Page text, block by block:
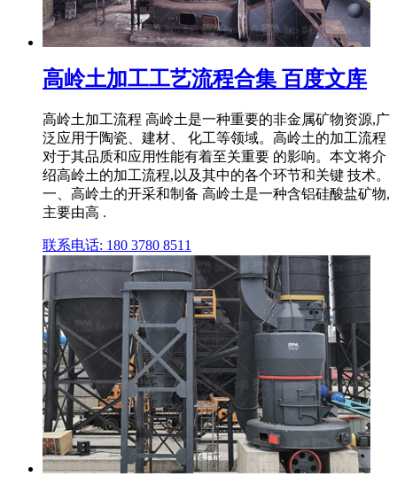
高岭土加工工艺流程合集 百度文库
高岭土加工流程 高岭土是一种重要的非金属矿物资源,广
泛应用于陶瓷、建材、 化工等领域。高岭土的加工流程
对于其品质和应用性能有着至关重要 的影响。本文将介
绍高岭土的加工流程,以及其中的各个环节和关键 技术。
一、高岭土的开采和制备 高岭土是一种含铝硅酸盐矿物,
主要由高 .
联系电话: 180 3780 8511